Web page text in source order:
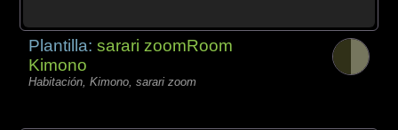
Plantilla:sarari zoomRoom
Kimono
Habitación, Kimono, sarari zoom